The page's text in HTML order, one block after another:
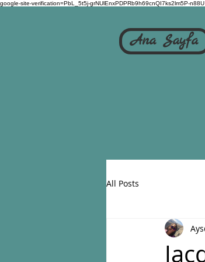
google-site-verification=PbL_5t5j-grNUlEnxPDPRb9h69cnQI7ks2lm5P-n88U
Ana Sayfa
All Posts